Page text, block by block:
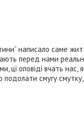
написало саме
перед нами
оповіді вчать нас,
смугу